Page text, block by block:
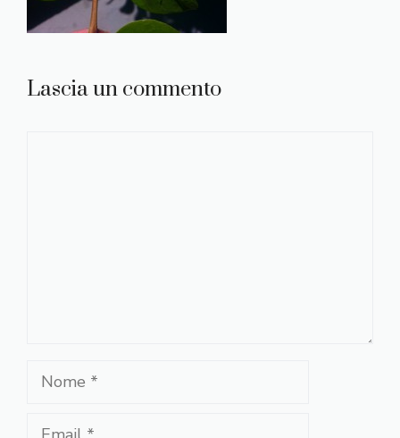
Lascia un commento
Nome
Email